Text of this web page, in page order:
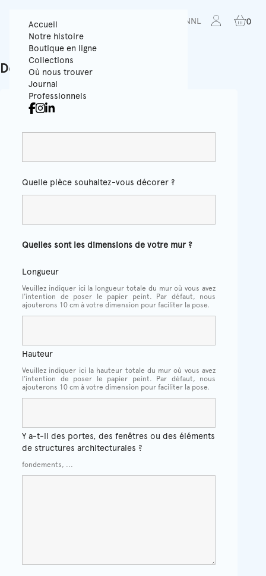
Accueil
Notre histoire
Boutique en ligne
Collections
Où nous trouver
Journal
Professionnels
EN NL 0
Demande de devis
Quelle pièce souhaitez-vous décorer ?
Quelles sont les dimensions de votre mur ?
Longueur
Veuillez indiquer ici la longueur totale du mur où vous avez
l'intention de poser le papier peint. Par défaut, nous
ajouterons 10 cm à votre dimension pour faciliter la pose.
Hauteur
Veuillez indiquer ici la hauteur totale du mur où vous avez
l'intention de poser le papier peint. Par défaut, nous
ajouterons 10 cm à votre dimension pour faciliter la pose.
Y a-t-il des portes, des fenêtres ou des éléments
de structures architecturales ?
fondements, ...